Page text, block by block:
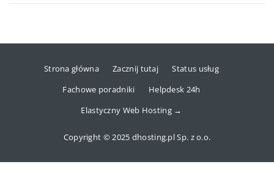
Strona główna Zacznij tutaj
Status usług
Fachowe poradniki
Helpdesk 24h
Elastyczny Web Hosting →
Copyright © 2025 dhosting.pl Sp. z o.o.